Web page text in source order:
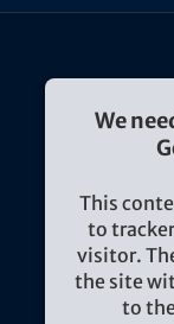
We
This
to
visitor.
the site
to